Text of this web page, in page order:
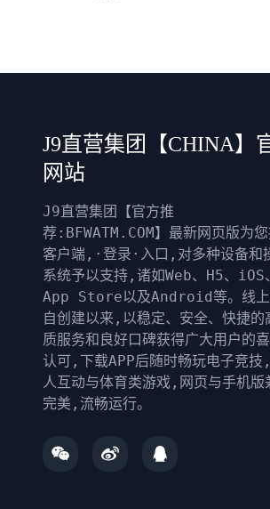
J9直营集团【CHINA】
网站
J9直营集团【官方推
荐:BFWATM.COM】最新网页版为
客户端,·登录·入口,对多种设备和
系统予以支持,诸如Web、H5、iOS、
App Store以及Android等。线上
自创建以来,以稳定、安全、快捷的
质服务和良好口碑获得广大用户的
认可,下载APP后随时畅玩电子竞技
人互动与体育类游戏,网页与手机版
完美,流畅运行。